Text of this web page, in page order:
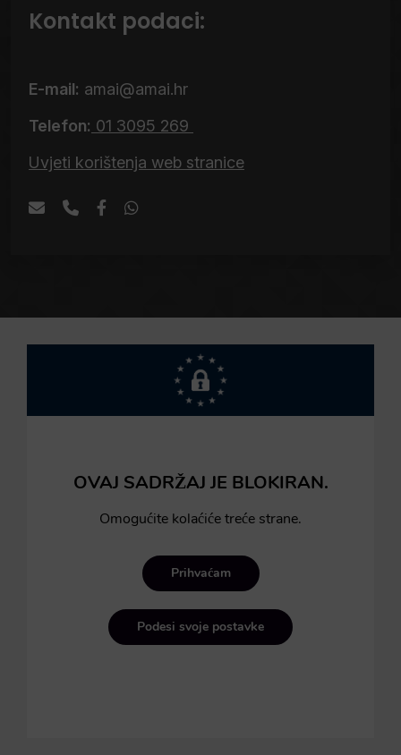
Kontakt podaci:
E-mail: amai@amai.hr
Telefon: 01 3095 269
Uvjeti korištenja web stranice